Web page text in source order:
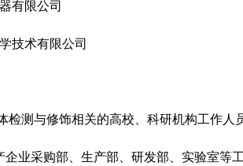
有限公司
技术有限公司
检测与修饰相关的高校、科研机构工作人
企业采购部、生产部、研发部、实验室等